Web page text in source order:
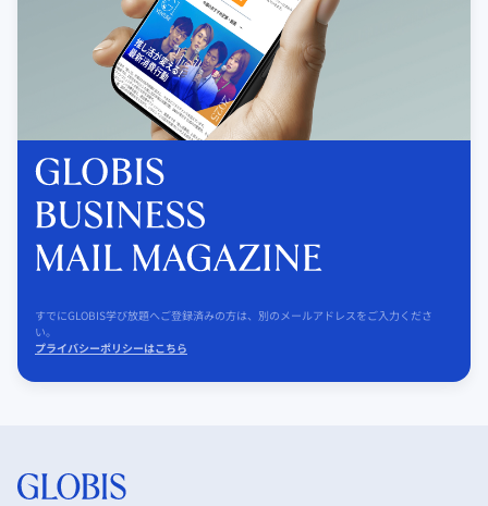
すでにGLOBIS学び放題へご登録済みの方は、別のメールアドレスをご入力くださ
い。
プライバシーポリシーはこちら